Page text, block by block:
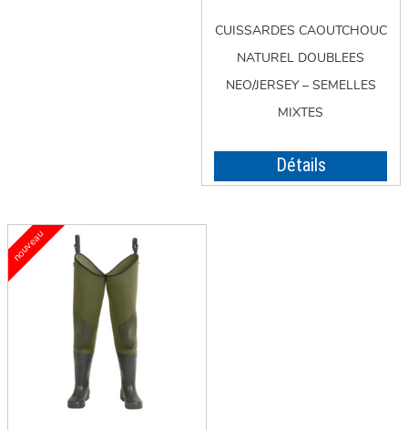
CUISSARDES CAOUTCHOUC
NATUREL DOUBLEES
NEO/JERSEY – SEMELLES
MIXTES
Détails